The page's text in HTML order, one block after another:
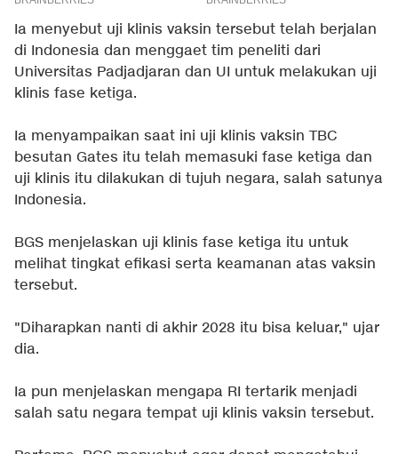
Ia menyebut uji klinis vaksin tersebut telah berjalan
di Indonesia dan menggaet tim peneliti dari
Universitas Padjadjaran dan UI untuk melakukan uji
klinis fase ketiga.
Ia menyampaikan saat ini uji klinis vaksin TBC
besutan Gates itu telah memasuki fase ketiga dan
uji klinis itu dilakukan di tujuh negara, salah satunya
Indonesia.
BGS menjelaskan uji klinis fase ketiga itu untuk
melihat tingkat efikasi serta keamanan atas vaksin
tersebut.
"Diharapkan nanti di akhir 2028 itu bisa keluar," ujar
dia.
Ia pun menjelaskan mengapa RI tertarik menjadi
salah satu negara tempat uji klinis vaksin tersebut.